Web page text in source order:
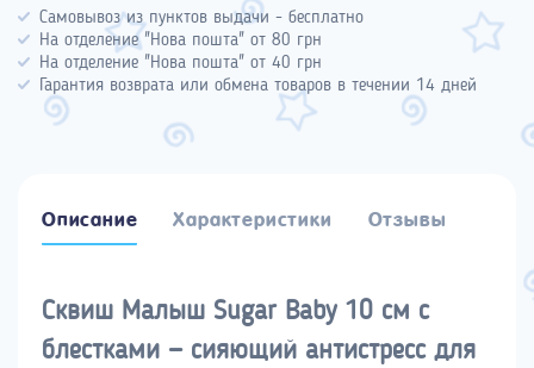
Самовывоз из пунктов выдачи - бесплатно
На отделение "Нова пошта" от 80 грн
На отделение "Нова пошта" от 40 грн
Гарантия возврата или обмена товаров в течении 14 дней
Описание Характеристики Отзывы
Сквиш Малыш Sugar Baby 10 см с
блестками — сияющий антистресс для